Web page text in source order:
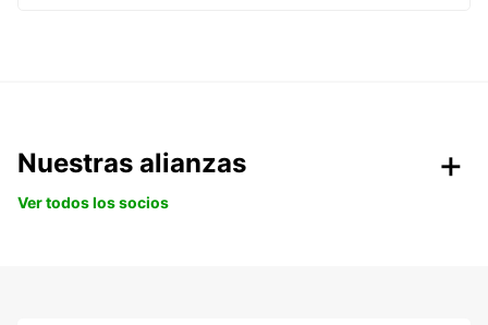
Nuestras alianzas
Ver todos los socios